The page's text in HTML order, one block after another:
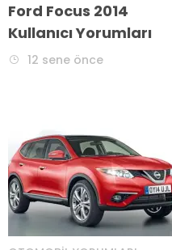
Ford Focus 2014
Kullanıcı Yorumları
12 sene önce